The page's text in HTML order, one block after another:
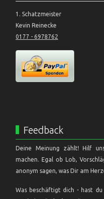
1. Schatzmeister
Kevin Reinecke
0177 - 6978762
Feedback
Deine Meinung zählt! Hilf
machen. Egal ob Lob,
anonym sagen, was Dir am
Was beschäftigt dich - hast